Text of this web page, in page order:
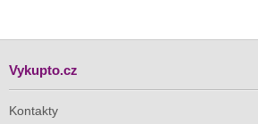
Vykupto.cz
Kontakty